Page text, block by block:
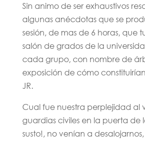
Sin animo de ser exhaustivos
algunas anécdotas que se
sesión, de mas de 6 horas, que
salón de grados de la
cada grupo, con nombre de
exposición de cómo
JR.
Cual fue nuestra perplejidad al
guardias civiles en la puerta de
susto!, no venían a